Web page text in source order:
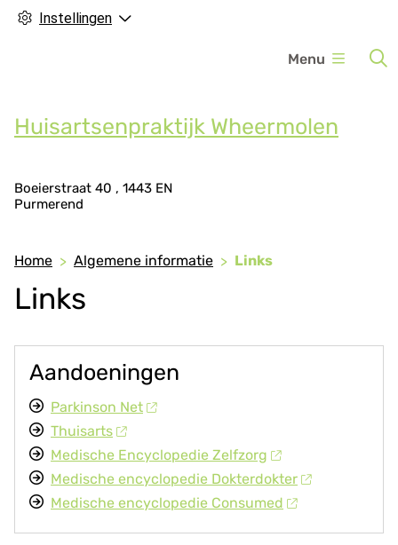
Instellingen
Huisartsenpraktijk Wheermolen
f
d
Menu
A
d
e
g
g
Boeierstraat 40
1443 EN
Purmerend
Home Algemene informatie Links
Links
Aandoeningen
Parkinson Net
Thuisarts
Medische Encyclopedie Zelfzorg
Medische encyclopedie Dokterdokter
Medische encyclopedie Consumed